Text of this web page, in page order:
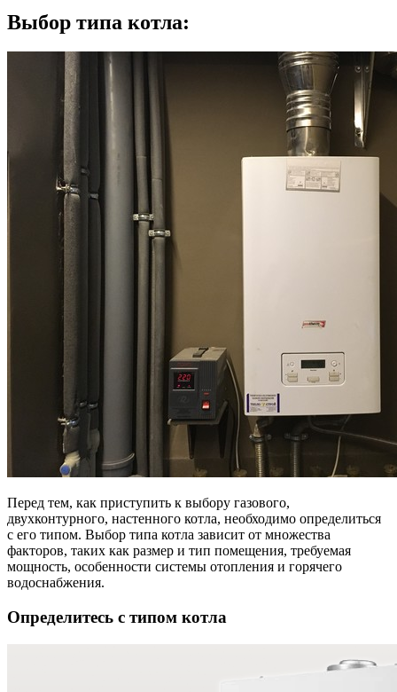
Выбор типа котла:
Перед тем, как приступить к выбору газового,
двухконтурного, настенного котла, необходимо определиться
с его типом. Выбор типа котла зависит от множества
факторов, таких как размер и тип помещения, требуемая
мощность, особенности системы отопления и горячего
водоснабжения.
Определитесь с типом котла